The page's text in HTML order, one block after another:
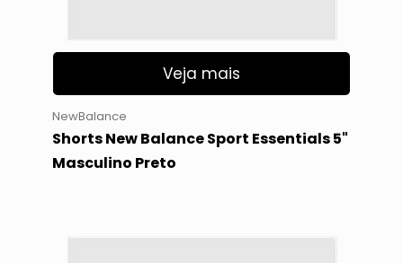
Veja mais
NewBalance
Shorts New Balance Sport Essentials 5"
Masculino Preto